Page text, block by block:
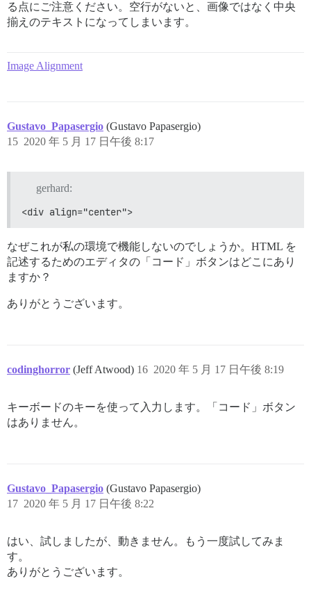
る点にご注意ください。空行がないと、画像ではなく中央
揃えのテキストになってしまいます。
Image Alignment
Gustavo_Papasergio (Gustavo Papasergio)
2020 年 5 月 17 日午後 8:17
15
gerhard:
<div align="center">
なぜこれが私の環境で機能しないのでしょうか。HTML を
記述するためのエディタの「コード」ボタンはどこにあり
ますか？
ありがとうございます。
codinghorror (Jeff Atwood) 2020 年 5 月 17 日午後 8:19
16
キーボードのキーを使って入力します。「コード」ボタン
はありません。
Gustavo_Papasergio (Gustavo Papasergio)
2020 年 5 月 17 日午後 8:22
17
はい、試しましたが、動きません。もう一度試してみま
す。
ありがとうございます。